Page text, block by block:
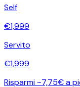
Self
€1,999
Servito
€1,999
Risparmi ~7,75€ a